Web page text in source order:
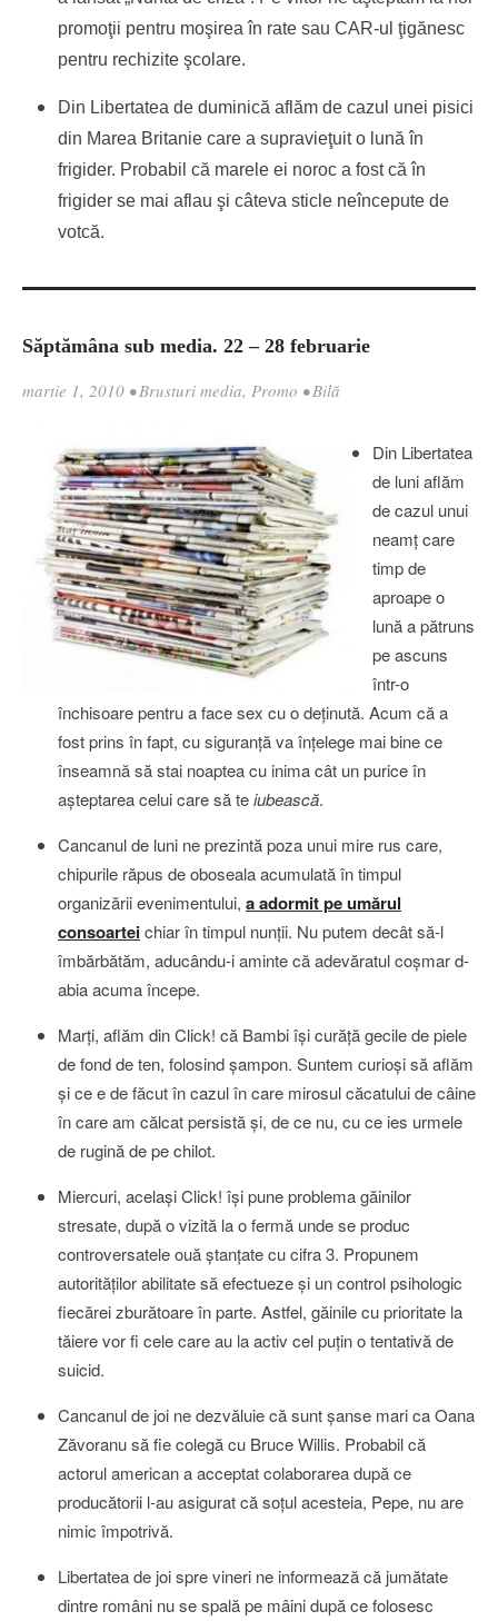
promoţii pentru moşirea în rate sau CAR-ul ţigănesc
pentru rechizite şcolare.
Din Libertatea de duminică aflăm de cazul unei pisici
din Marea Britanie care a supravieţuit o lună în
frigider. Probabil că marele ei noroc a fost că în
frigider se mai aflau şi câteva sticle neîncepute de
votcă.
Săptămâna sub media. 22 – 28 februarie
martie 1, 2010 •Brusturi media, Promo •Bilă
Din Libertatea
de luni aflăm
de cazul unui
neamţ care
timp de
aproape o
lună a pătruns
pe ascuns
într-o
închisoare pentru a face sex cu o deţinută. Acum că a
fost prins în fapt, cu siguranţă va înţelege mai bine ce
înseamnă să stai noaptea cu inima cât un purice în
aşteptarea celui care să teiubească.
Cancanul de luni ne prezintă poza unui mire rus care,
chipurile răpus de oboseala acumulată în timpul
organizării evenimentului, a adormit pe umărul
consoarteichiar în timpul nunţii. Nu putem decât să-l
îmbărbătăm, aducându-i aminte că adevăratul coşmar d-
abia acuma începe.
Marţi, aflăm din Click! că Bambi îşi curăţă gecile de piele
de fond de ten, folosind şampon. Suntem curioşi să aflăm
şi ce e de făcut în cazul în care mirosul căcatului de câine
în care am călcat persistă şi, de ce nu, cu ce ies urmele
de rugină de pe chilot.
Miercuri, acelaşi Click! îşi pune problema găinilor
stresate, după o vizită la o fermă unde se produc
controversatele ouă ştanţate cu cifra 3. Propunem
autorităţilor abilitate să efectueze şi un control psihologic
fiecărei zburătoare în parte. Astfel, găinile cu prioritate la
tăiere vor fi cele care au la activ cel puţin o tentativă de
suicid.
Cancanul de joi ne dezvăluie că sunt şanse mari ca Oana
Zăvoranu să fie colegă cu Bruce Willis. Probabil că
actorul american a acceptat colaborarea după ce
producătorii l-au asigurat că soţul acesteia, Pepe, nu are
nimic împotrivă.
Libertatea de joi spre vineri ne informează că jumătate
dintre români nu se spală pe mâini după ce folosesc